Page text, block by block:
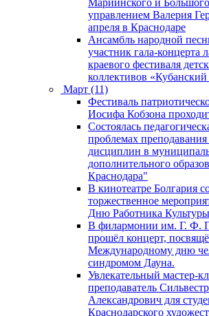
управлением Валерия
апреля в Краснодаре
Ансамбль народной
участник гала-концерта
краевого фестиваля
коллективов «Кубанский
Март (11)
Фестиваль
Иосифа Кобзона
Состоялась
проблемах
дисциплин в
дополнительного
Краснодара"
В кинотеатре Болгария
торжественное
Дню Работника
В филармонии им. Г. Ф.
прошёл концерт,
Международному дню
синдромом Дауна.
Увлекательный мастер-
преподаватель
Александрович для
Краснодарского